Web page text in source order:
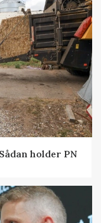
holder PN